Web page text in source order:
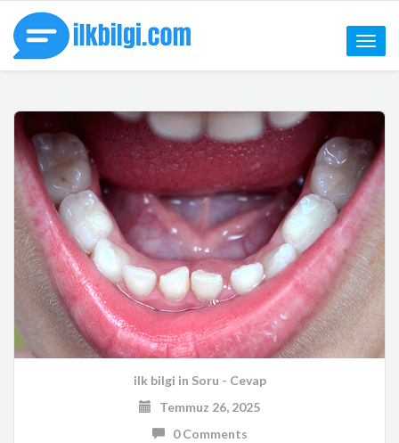
Toggle
ilk bilgi in Soru - Cevap
Temmuz 26, 2025
0 Comments